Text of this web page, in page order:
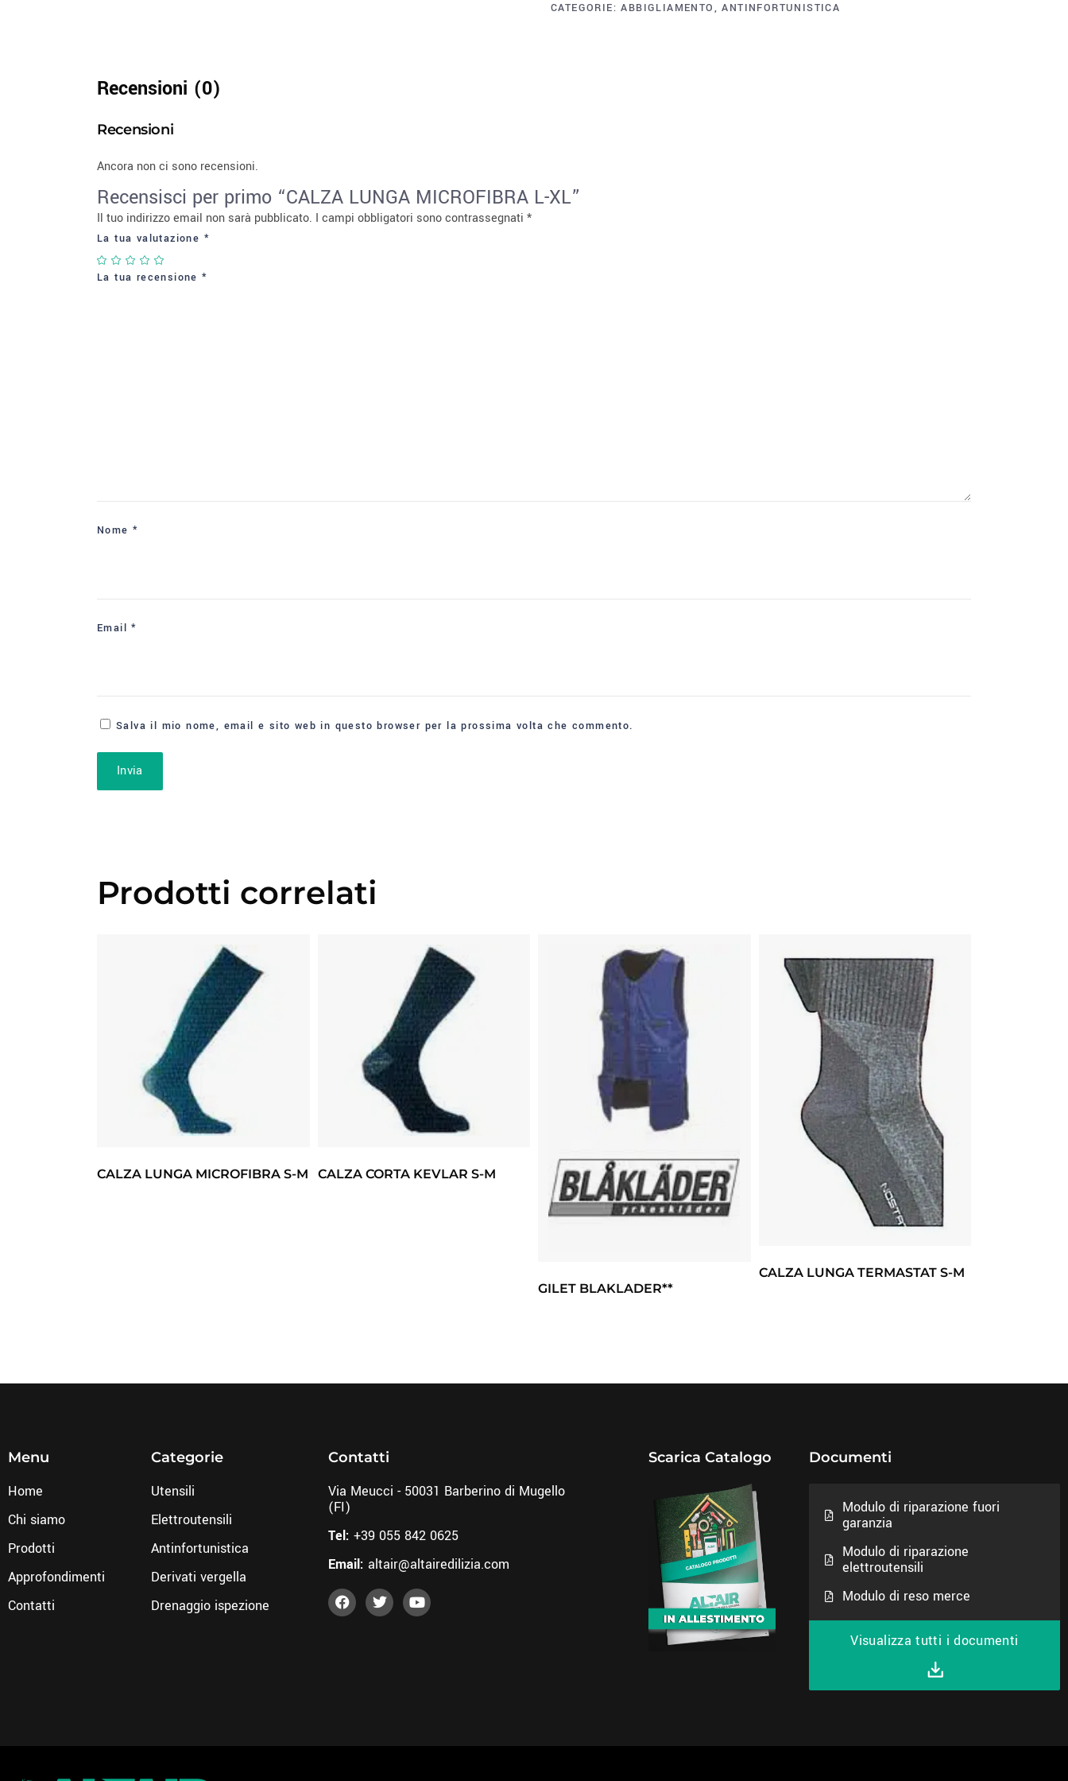
CATEGORIE:ABBIGLIAMENTO,ANTINFORTUNISTICA
Recensioni (0)
Recensioni
Ancora non ci sono recensioni.
Recensisci per primo “CALZA LUNGA MICROFIBRA L-XL”
Il tuo indirizzo email non sarà pubblicato. I campi obbligatori sono contrassegnati *
La tua valutazione *
La tua recensione*
Nome *
Email*
Salva il mio nome, email e sito web in questo browser per la prossima volta che commento.
Prodotti correlati
CALZA LUNGA MICROFIBRA S-M CALZA CORTA KEVLAR S-M
GILET BLAKLADER**
CALZA LUNGA TERMASTAT S-M
Menu
Home
Chi siamo
Prodotti
Approfondimenti
Contatti
Categorie
Utensili
Elettroutensili
Antinfortunistica
Derivati vergella
Drenaggio ispezione
Contatti
Via Meucci - 50031 Barberino di Mugello
(FI)
Tel: +39 055 842 0625
Email: altair@altairedilizia.com
Scarica Catalogo Documenti
Modulo di riparazione fuori
garanzia
Modulo di riparazione
elettroutensili
Modulo di reso merce
Visualizza tutti i documenti